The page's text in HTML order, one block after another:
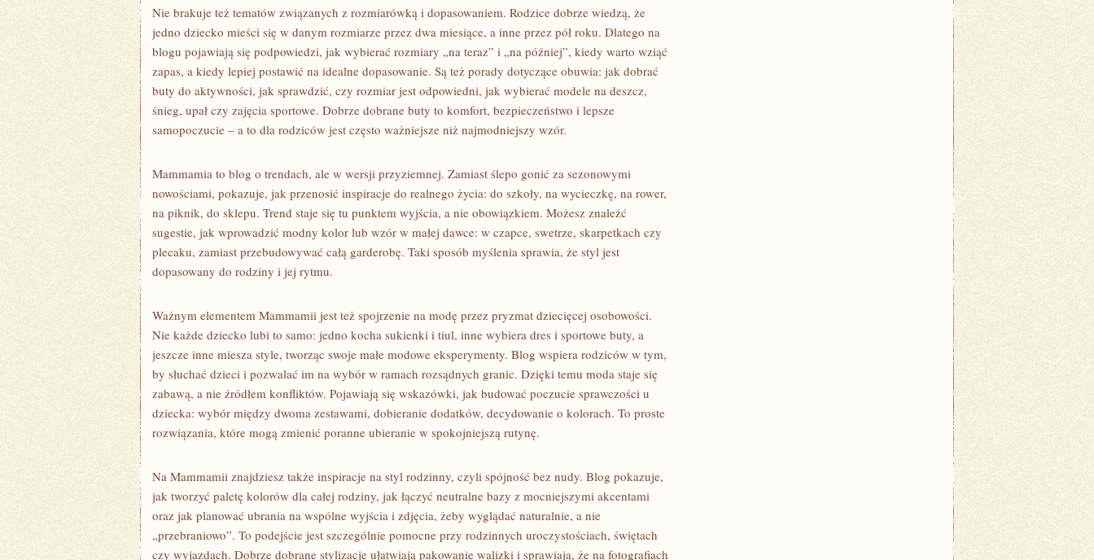
Nie brakuje też tematów związanych z rozmiarówką i dopasowaniem. Rodzice dobrze wiedzą, że
jedno dziecko mieści się w danym rozmiarze przez dwa miesiące, a inne przez pół roku. Dlatego na
blogu pojawiają się podpowiedzi, jak wybierać rozmiary „na teraz” i „na później”, kiedy warto wziąć
zapas, a kiedy lepiej postawić na idealne dopasowanie. Są też porady dotyczące obuwia: jak dobrać
buty do aktywności, jak sprawdzić, czy rozmiar jest odpowiedni, jak wybierać modele na deszcz,
śnieg, upał czy zajęcia sportowe. Dobrze dobrane buty to komfort, bezpieczeństwo i lepsze
samopoczucie – a to dla rodziców jest często ważniejsze niż najmodniejszy wzór.
Mammamia to blog o trendach, ale w wersji przyziemnej. Zamiast ślepo gonić za sezonowymi
nowościami, pokazuje, jak przenosić inspiracje do realnego życia: do szkoły, na wycieczkę, na rower,
na piknik, do sklepu. Trend staje się tu punktem wyjścia, a nie obowiązkiem. Możesz znaleźć
sugestie, jak wprowadzić modny kolor lub wzór w małej dawce: w czapce, swetrze, skarpetkach czy
plecaku, zamiast przebudowywać całą garderobę. Taki sposób myślenia sprawia, że styl jest
dopasowany do rodziny i jej rytmu.
Ważnym elementem Mammamii jest też spojrzenie na modę przez pryzmat dziecięcej osobowości.
Nie każde dziecko lubi to samo: jedno kocha sukienki i tiul, inne wybiera dres i sportowe buty, a
jeszcze inne miesza style, tworząc swoje małe modowe eksperymenty. Blog wspiera rodziców w tym,
by słuchać dzieci i pozwalać im na wybór w ramach rozsądnych granic. Dzięki temu moda staje się
zabawą, a nie źródłem konfliktów. Pojawiają się wskazówki, jak budować poczucie sprawczości u
dziecka: wybór między dwoma zestawami, dobieranie dodatków, decydowanie o kolorach. To proste
rozwiązania, które mogą zmienić poranne ubieranie w spokojniejszą rutynę.
Na Mammamii znajdziesz także inspiracje na styl rodzinny, czyli spójność bez nudy. Blog pokazuje,
jak tworzyć paletę kolorów dla całej rodziny, jak łączyć neutralne bazy z mocniejszymi akcentami
oraz jak planować ubrania na wspólne wyjścia i zdjęcia, żeby wyglądać naturalnie, a nie
„przebraniowo”. To podejście jest szczególnie pomocne przy rodzinnych uroczystościach, świętach
czy wyjazdach. Dobrze dobrane stylizacje ułatwiają pakowanie walizki i sprawiają, że na fotografiach